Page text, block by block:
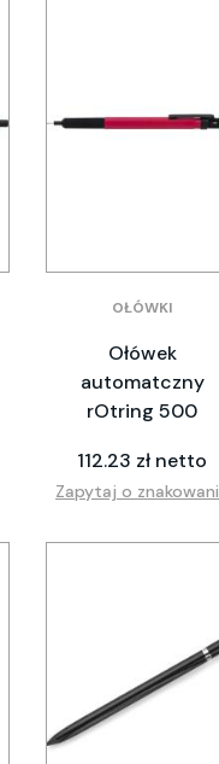
OŁÓWKI
Ołówek
automatczny
rOtring 500
112.23 zł netto
Zapytaj o